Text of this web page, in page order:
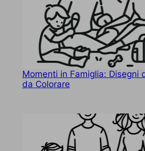
Momenti in Famiglia: Disegni
da Colorare